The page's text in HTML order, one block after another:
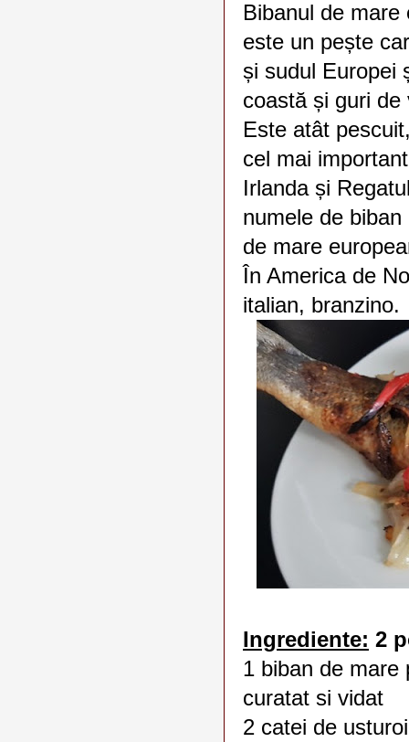
Bibanul de
este un pește
și sudul Europei
coastă și guri
Este atât
cel mai
Irlanda și
numele de
de mare
În America de
italian, branzino.
Ingrediente: 2
1 biban de mare
curatat si vidat
2 catei de usturoi